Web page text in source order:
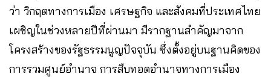
ว่า วิกฤตทางการเมือง เศรษฐกิจ และสังคมที่ประเทศไทย
เผชิญในช่วงหลายปีที่ผ่านมา มีรากฐานสำคัญมาจาก
โครงสร้างของรัฐธรรมนูญปัจจุบัน ซึ่งตั้งอยู่บนฐานคิดของ
การรวมศูนย์อำนาจ การสืบทอดอำนาจทางการเมือง